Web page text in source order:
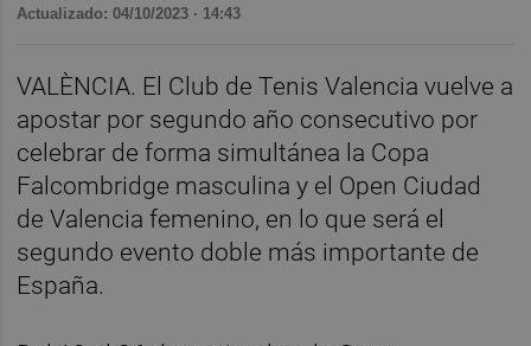
Actualizado: 04/10/2023 · 14:43
VALÈNCIA. El Club de Tenis Valencia vuelve a
apostar por segundo año consecutivo por
celebrar de forma simultánea la Copa
Falcombridge masculina y el Open Ciudad
de Valencia femenino, en lo que será el
segundo evento doble más importante de
España.